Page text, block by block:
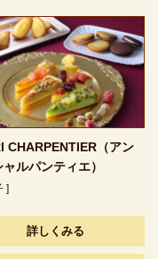
CHARPENTIER（アン
ャルパンティエ）
]
詳しくみる